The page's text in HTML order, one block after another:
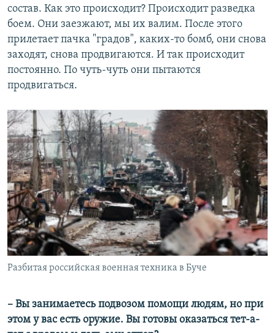
состав. Как это происходит? Происходит разведка
боем. Они заезжают, мы их валим. После этого
прилетает пачка "градов", каких-то бомб, они снова
заходят, снова продвигаются. И так происходит
постоянно. По чуть-чуть они пытаются
продвигаться.
Разбитая российская военная техника в Буче
– Вы занимаетесь подвозом помощи людям, но при
этом у вас есть оружие. Вы готовы оказаться тет-а-